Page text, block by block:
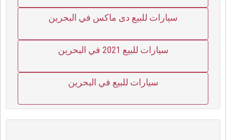
سيارات للبيع دى ماكس في البحرين
سيارات للبيع 2021 في البحرين
سيارات للبيع في البحرين